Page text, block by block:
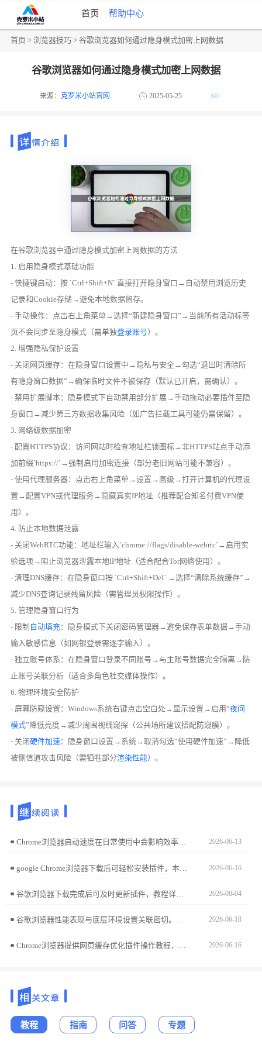
首页 帮助中心
首页 >浏览器技巧 > 谷歌浏览器如何通过隐身模式加密上网数据
谷歌浏览器如何通过隐身模式加密上网数据
来源：克罗米小站官网 2025-05-25
在谷歌浏览器中通过隐身模式加密上网数据的方法
1. 启用隐身模式基础功能
- 快捷键启动：按 `Ctrl+Shift+N` 直接打开隐身窗口→自动禁用浏览历史
记录和Cookie存储→避免本地数据留存。
- 手动操作：点击右上角菜单→选择“新建隐身窗口”→当前所有活动标签
页不会同步至隐身模式（需单独登录账号）。
2. 增强隐私保护设置
- 关闭网页缓存：在隐身窗口设置中→隐私与安全→勾选“退出时清除所
有隐身窗口数据”→确保临时文件不被保存（默认已开启，需确认）。
- 禁用扩展脚本：隐身模式下自动禁用部分扩展→手动拖动必要插件至隐
身窗口→减少第三方数据收集风险（如广告拦截工具可能仍需保留）。
3. 网络级数据加密
- 配置HTTPS协议：访问网站时检查地址栏锁图标→非HTTPS站点手动添
加前缀`https://`→强制启用加密连接（部分老旧网站可能不兼容）。
- 使用代理服务器：点击右上角菜单→设置→高级→打开计算机的代理设
置→配置VPN或代理服务→隐藏真实IP地址（推荐配合知名付费VPN使
用）。
4. 防止本地数据泄露
- 关闭WebRTC功能：地址栏输入`chrome://flags/disable-webrtc`→启用实
验选项→阻止浏览器泄露本地IP地址（适合配合Tor网络使用）。
- 清理DNS缓存：在隐身窗口按 `Ctrl+Shift+Del` →选择“清除系统缓存”→
减少DNS查询记录残留风险（需管理员权限操作）。
5. 管理隐身窗口行为
- 限制 自动填充：隐身模式下关闭密码管理器→避免保存表单数据→手动
输入敏感信息（如网银登录需逐字输入）。
- 独立账号体系：在隐身窗口登录不同账号→与主账号数据完全隔离→防
止账号关联分析（适合多角色社交媒体操作）。
6. 物理环境安全防护
- 屏幕防窥设置：Windows系统右键点击空白处→显示设置→启用“夜间
模式”降低亮度→减少周围视线窥探（公共场所建议搭配防窥膜）。
- 关闭硬件加速：隐身窗口设置→系统→取消勾选“使用硬件加速”→降低
被侧信道攻击风险（需牺牲部分渲染性能）。
Chrome浏览器启动速度在日常使用中会影响效率。文章分享测试和优化方法，帮助用户缩短启动时间，提升浏览器整体响应速度，实现更流畅的上网体验。 2026-06-13
google Chrome浏览器下载后可轻松安装插件，本教程讲解安装方法、权限设置及管理技巧，提升浏览器功能扩展效率。 2026-06-16
谷歌浏览器下载完成后可及时更新插件，教程详细讲解操作步骤与管理技巧，帮助用户保持插件最新状态并提升功能使用体验。 2026-08-04
谷歌浏览器性能表现与底层环境设置关联密切。本参数调优清单盘点高频影响响应速率的设置选项，通过精细化微调与环境重置，助您彻底消除性能瓶颈，打造高性能工作台。 2026-06-18
Chrome浏览器提供网页缓存优化插件操作教程，用户可清理和管理缓存文件，提高页面加载效率和浏览器操作流畅度。 2026-06-16
教程 指南 问答 专题